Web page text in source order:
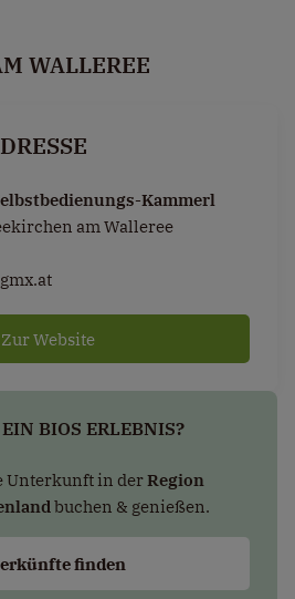
WALLEREE
Kammerl
am Walleree
Zur Website
BIOS ERLEBNIS?
Unterkunft in derRegion
buchen & genießen.
finden